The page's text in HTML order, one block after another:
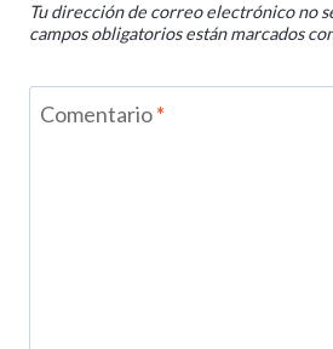
Tu dirección de correo electrónico no
campos obligatorios están marcados
Comentario*